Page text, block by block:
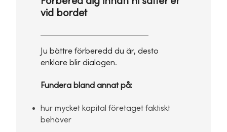
vid bordet
Ju bättre förberedd du är, desto
enklare blir dialogen.
Fundera bland annat på:
hur mycket kapital företaget faktiskt
behöver